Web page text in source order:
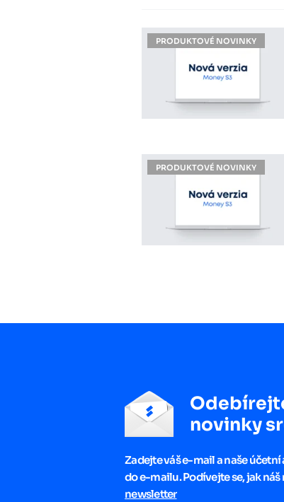
PRODUKTOVÉ NOVINKY
PRODUKTOVÉ NOVINKY
novinky
Zadejte váš e-mail a naše
do e-mailu. Podívejte se, jak
newsletter